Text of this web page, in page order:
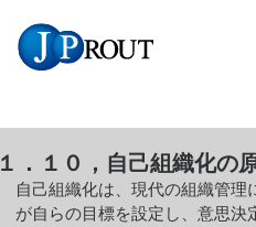
１．１０，自己組織化の
自己組織化は、現代の組織管
が自らの目標を設定し、意思決